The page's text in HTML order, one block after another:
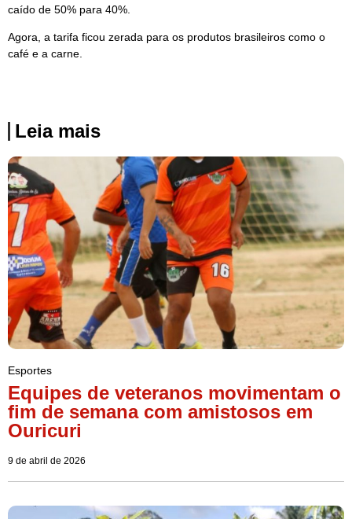
caído de 50% para 40%.
Agora, a tarifa ficou zerada para os produtos brasileiros como o
café e a carne.
Leia mais
Esportes
Equipes de veteranos movimentam o
fim de semana com amistosos em
Ouricuri
9 de abril de 2026